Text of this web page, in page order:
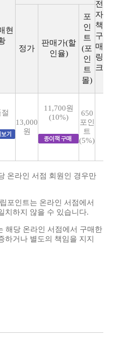
현
전
자
책
구
매
링
크
정가
판매가(할
인율)
포
인
트
(포
인
트
몰)
13,000
원
11,700원
(10%)
650
포인
트
(5%)
온라인 서점 회원인 경우만
포인트는 온라인 서점에서
치하지 않을 수 있습니다.
해당 온라인 서점에서 구매한
하거나 별도의 책임을 지지